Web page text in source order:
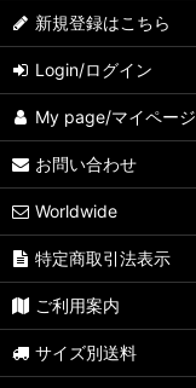
新規登録はこちら
Login/ログイン
My page/マイページ
お問い合わせ
Worldwide
特定商取引法表示
ご利用案内
サイズ別送料